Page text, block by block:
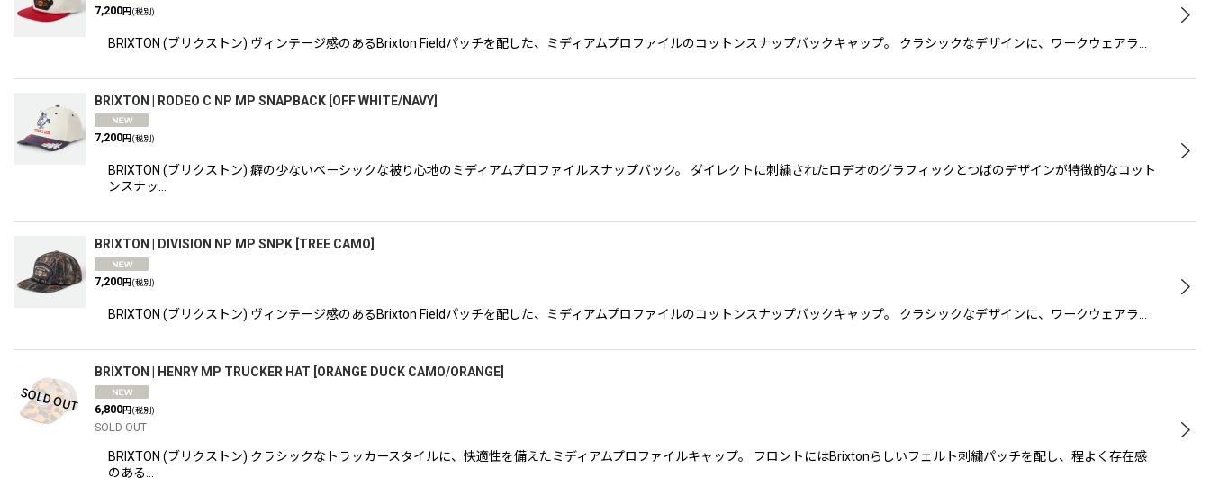
7,200円(税別)
BRIXTON (ブリクストン) ヴィンテージ感のあるBrixton Fieldパッチを配した、ミディアムプロファイルのコットンスナップバックキャップ。 クラシックなデザインに、ワークウェアラ…
BRIXTON | RODEO C NP MP SNAPBACK OFF WHITE/NAVY
7,200円 (税別)
BRIXTON (ブリクストン) 癖の少ないベーシックな被り心地のミディアムプロファイルスナップバック。 ダイレクトに刺繍されたロデオのグラフィックとつばのデザインが特徴的なコット
ンスナッ…
BRIXTON | DIVISION NP MP SNPK TREE CAMO
7,200円 (税別)
BRIXTON (ブリクストン) ヴィンテージ感のあるBrixton Fieldパッチを配した、ミディアムプロファイルのコットンスナップバックキャップ。 クラシックなデザインに、ワークウェアラ…
BRIXTON | HENRY MP TRUCKER HAT ORANGE DUCK CAMO/ORANGE
6,800円(税別)
SOLD OUT
BRIXTON (ブリクストン) クラシックなトラッカースタイルに、快適性を備えたミディアムプロファイルキャップ。 フロントにはBrixtonらしいフェルト刺繍パッチを配し、程よく存在感
のある…